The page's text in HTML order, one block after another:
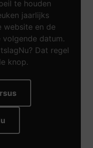
te houden
jaarlijks
website en de
datum.
Dat regel
knop.